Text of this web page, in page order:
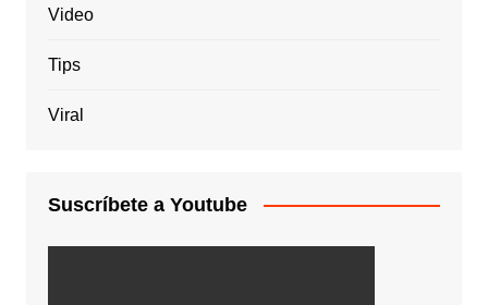
Video
Tips
Viral
Suscríbete a Youtube